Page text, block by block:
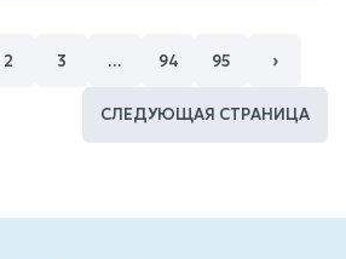
2 3 … 94 95 ›
СЛЕДУЮЩАЯ СТРАНИЦА